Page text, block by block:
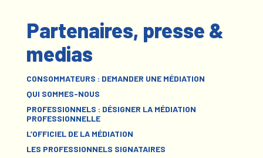
Partenaires, presse &
medias
CONSOMMATEURS : DEMANDER UNE MÉDIATION
QUI SOMMES-NOUS
PROFESSIONNELS : DÉSIGNER LA MÉDIATION
PROFESSIONNELLE
L’OFFICIEL DE LA MÉDIATION
LES PROFESSIONNELS SIGNATAIRES